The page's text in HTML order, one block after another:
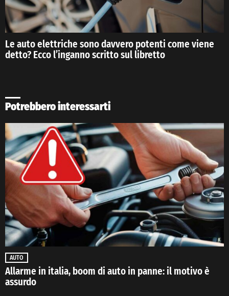
Le auto elettriche sono davvero potenti come viene
detto? Ecco l’inganno scritto sul libretto
Potrebbero interessarti
AUTO
Allarme in italia, boom di auto in panne: il motivo è
assurdo